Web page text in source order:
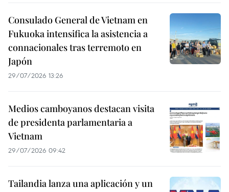
Consulado General de Vietnam en
Fukuoka intensifica la asistencia a
connacionales tras terremoto en
Japón
29/07/2026 13:26
Medios camboyanos destacan visita
de presidenta parlamentaria a
Vietnam
29/07/2026 09:42
Tailandia lanza una aplicación y un